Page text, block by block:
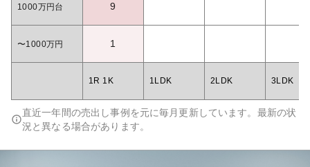
1000万円台 9
〜1000万円 1
1R 1K 1LDK 2LDK 3LDK
直近一年間の売出し事例を元に毎月更新しています。最新の状
況と異なる場合があります。